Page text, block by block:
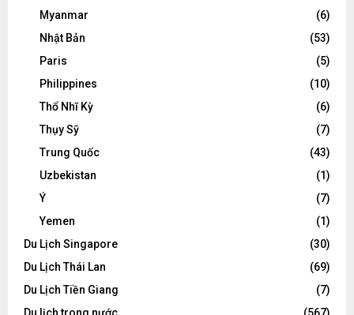
Myanmar
(6)
Nhật Bản
(53)
Paris
(5)
Philippines
(10)
Thổ Nhĩ Kỳ
(6)
Thụy Sỹ
(7)
Trung Quốc
(43)
Uzbekistan
(1)
Ý
(7)
Yemen
(1)
Du Lịch Singapore
(30)
Du Lịch Thái Lan
(69)
Du Lịch Tiền Giang
(7)